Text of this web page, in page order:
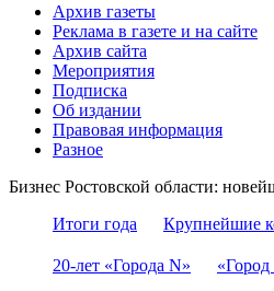
Архив газеты
Реклама в газете и на сайте
Архив сайта
Мероприятия
Подписка
Об издании
Правовая информация
Разное
Бизнес Ростовской области:
Итоги года
Крупнейшие
20-лет «Города N»